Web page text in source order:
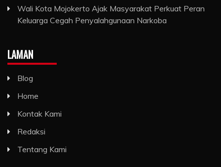
Wali Kota Mojokerto Ajak Masyarakat Perkuat Peran
Keluarga Cegah Penyalahgunaan Narkoba
LAMAN
Blog
Home
Kontak Kami
Redaksi
Tentang Kami